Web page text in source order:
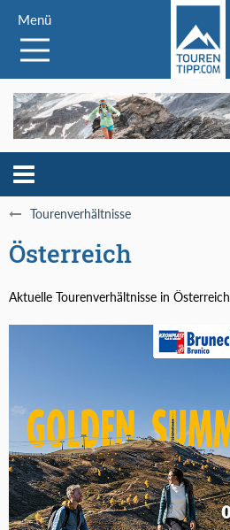
Menü
Tourenverhältnisse
Österreich
Aktuelle Tourenverhältnisse in Österreich